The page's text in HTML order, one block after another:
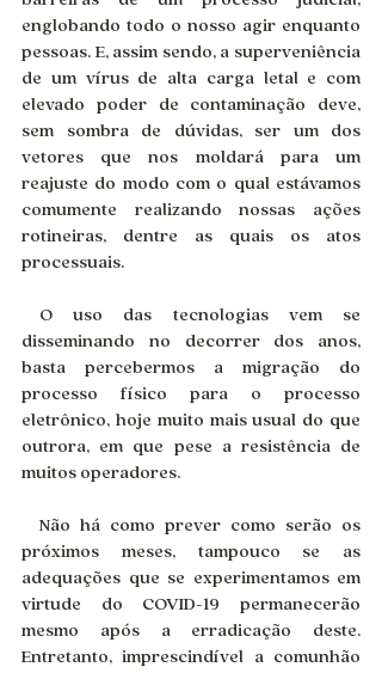
englobando todo o nosso agir enquanto
pessoas. E, assim sendo, a superveniência
de um vírus de alta carga letal e com
elevado poder de contaminação deve,
sem sombra de dúvidas, ser um dos
vetores que nos moldará para um
reajuste do modo com o qual estávamos
comumente realizando nossas ações
rotineiras, dentre as quais os atos
processuais.
O uso das tecnologias vem se
disseminando no decorrer dos anos,
basta percebermos a migração do
processo físico para o processo
eletrônico, hoje muito mais usual do que
outrora, em que pese a resistência de
muitos operadores.
Não há como prever como serão os
próximos meses, tampouco se as
adequações que se experimentamos em
virtude do COVID-19 permanecerão
mesmo após a erradicação deste.
Entretanto, imprescindível a comunhão